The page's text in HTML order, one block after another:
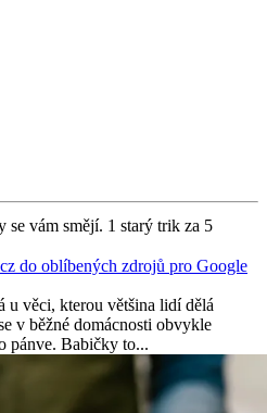
se vám smějí. 1 starý trik za 5
do oblíbených zdrojů pro Google
u věci, kterou většina lidí dělá
v běžné domácnosti obvykle
pánve. Babičky to...